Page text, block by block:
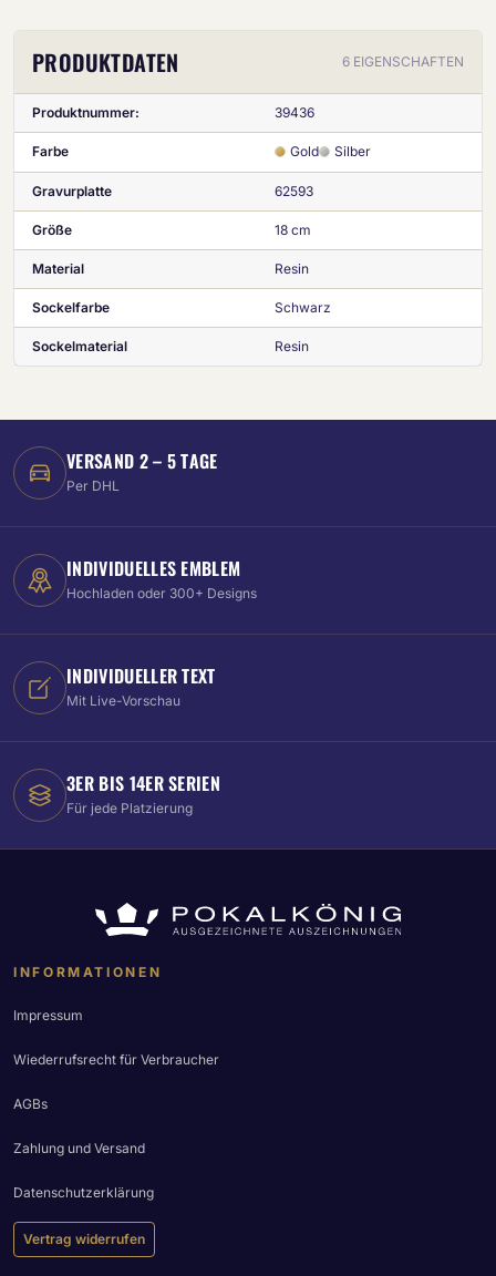
PRODUKTDATEN 6 EIGENSCHAFTEN
Produktnummer: 39436
Farbe Gold Silber
Gravurplatte 62593
Größe 18 cm
Material Resin
Sockelfarbe Schwarz
Sockelmaterial Resin
VERSAND 2 – 5 TAGE
Per DHL
INDIVIDUELLES EMBLEM
Hochladen oder 300+ Designs
INDIVIDUELLER TEXT
Mit Live-Vorschau
3ER BIS 14ER SERIEN
Für jede Platzierung
INFORMATIONEN
Impressum
Wiederrufsrecht für Verbraucher
AGBs
Zahlung und Versand
Datenschutzerklärung
Vertrag widerrufen